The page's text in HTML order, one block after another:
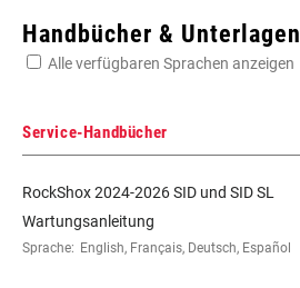
SCHUTZBLECH-
KOMPATIBILITÄT
Handbücher & Unterlagen
Alle verfügbaren Sprachen anzeigen
Service-Handbücher
RockShox 2024-2026 SID und SID SL
Wartungsanleitung
Sprache: English, Français, Deutsch, Español